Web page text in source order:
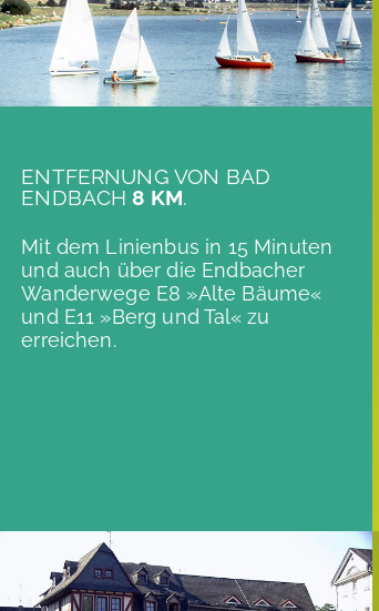
ENTFERNUNG VON BAD
ENDBACH 8 KM.
Mit dem Linienbus in 15 Minuten
und auch über die Endbacher
Wanderwege E8 »Alte Bäume«
und E11 »Berg und Tal« zu
erreichen.